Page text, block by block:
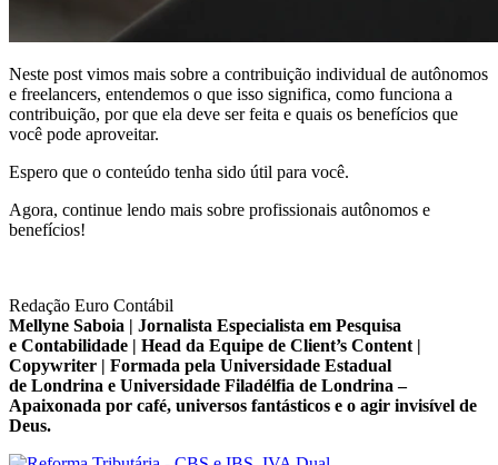
Neste post vimos mais sobre a contribuição individual de autônomos
e freelancers, entendemos o que isso significa, como funciona a
contribuição, por que ela deve ser feita e quais os benefícios que
você pode aproveitar.
Espero que o conteúdo tenha sido útil para você.
Agora, continue lendo mais sobre profissionais autônomos e
benefícios!
Redação Euro Contábil
Mellyne Saboia | Jornalista Especialista em Pesquisa
e Contabilidade | Head da Equipe de Client’s Content |
Copywriter | Formada pela Universidade Estadual
de Londrina e Universidade Filadélfia de Londrina –
Apaixonada por café, universos fantásticos e o agir invisível de
Deus.